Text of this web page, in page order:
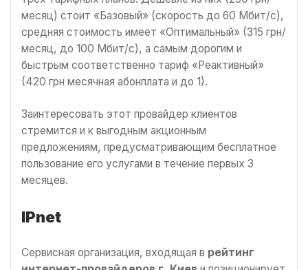
месяц) стоит «Базовый» (скорость до 60 Мбит/с),
средняя стоимость имеет «Оптимальный» (315 грн/
месяц, до 100 Мбит/с), а самым дорогим и
быстрым соответственно тариф «Реактивный»
(420 грн месячная абонплата и до 1).
Заинтересовать этот провайдер клиентов
стремится и к выгодным акционным
предложениям, предусматривающим бесплатное
пользование его услугами в течение первых 3
месяцев.
IPnet
Сервисная организация, входящая в рейтинг